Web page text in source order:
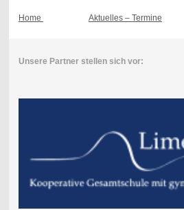
Home Aktuelles – Termine
Unsere Partner stellen sich vor: